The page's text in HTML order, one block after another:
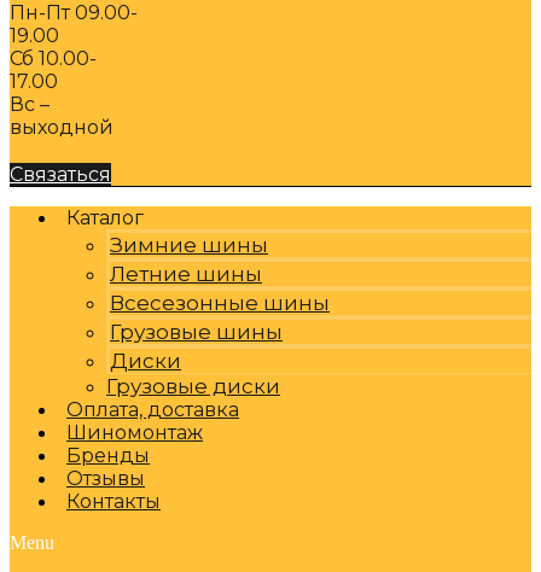
Пн-Пт 09.00-
19.00
Сб 10.00-
17.00
Вс –
выходной
Связаться
Каталог
Зимние шины
Летние шины
Всесезонные шины
Грузовые шины
Диски
Грузовые диски
Оплата, доставка
Шиномонтаж
Бренды
Отзывы
Контакты
Menu